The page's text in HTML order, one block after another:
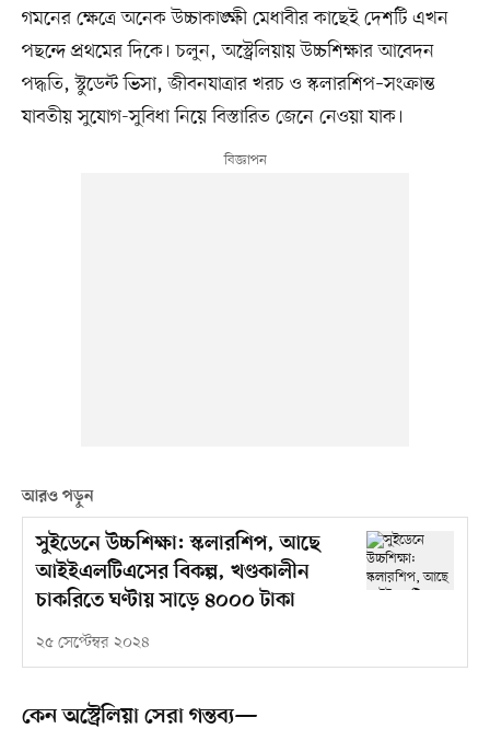
গমনের ক্ষেত্রে অনেক উচ্চাকাঙ্ক্ষী মেধাবীর কাছেই দেশটি এখন
পছন্দে প্রথমের দিকে। চলুন, অস্ট্রেলিয়ায় উচ্চশিক্ষার আবেদন
পদ্ধতি, স্টুডেন্ট ভিসা, জীবনযাত্রার খরচ ও স্কলারশিপ–সংক্রান্ত
যাবতীয় সুযোগ-সুবিধা নিয়ে বিস্তারিত জেনে নেওয়া যাক।
আরও পড়ুন
সুইডেনে উচ্চশিক্ষা: স্কলারশিপ, আছে
আইইএলটিএসের বিকল্প, খণ্ডকালীন
চাকরিতে ঘণ্টায় সাড়ে ৪০০০ টাকা
২৫ সেপ্টেম্বর ২০২৪
কেন অস্ট্রেলিয়া সেরা গন্তব্য—